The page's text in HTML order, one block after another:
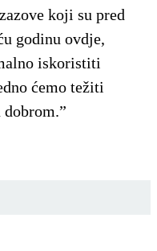
koji su pred
godinu ovdje,
iskoristiti
ćemo težiti